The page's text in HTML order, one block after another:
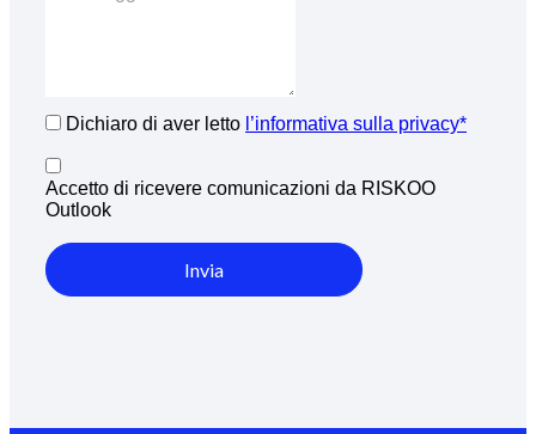
Dichiaro di aver letto l’informativa sulla privacy*
Accetto di ricevere comunicazioni da RISKOO
Outlook
Invia